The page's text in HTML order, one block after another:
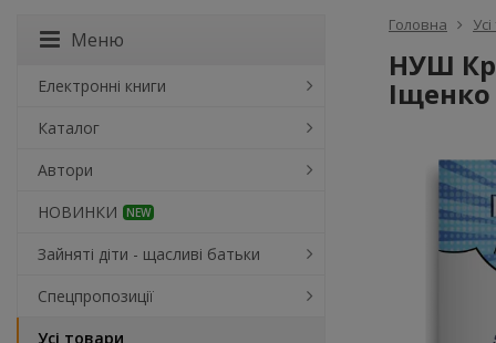
Головна
НУШ
Меню
Електронні книги
Каталог
Автори
НОВИНКИ
NEW
Зайняті діти - щасливі батьки
Спецпропозиції
Усі товари